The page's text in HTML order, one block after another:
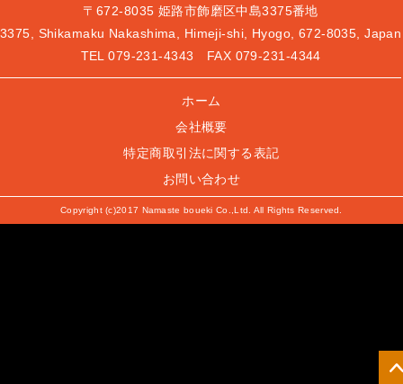
〒672-8035 姫路市飾磨区中島3375番地
3375, Shikamaku Nakashima, Himeji-shi, Hyogo, 672-8035, Japan
TEL079-231-4343 FAX 079-231-4344
ホーム
会社概要
特定商取引法に関する表記
お問い合わせ
Copyright (c)2017 Namaste boueki Co.,Ltd. All Rights Reserved.